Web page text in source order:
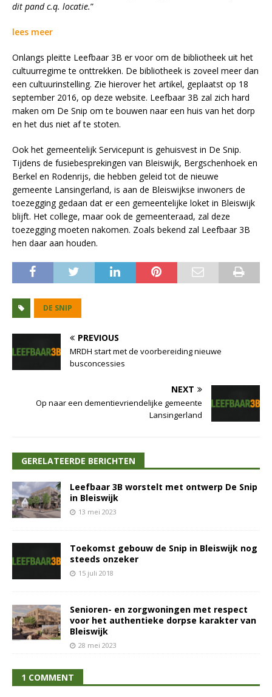
dit pand c.q. locatie.”
lees meer
Onlangs pleitte Leefbaar 3B er voor om de bibliotheek uit het
cultuurregime te onttrekken. De bibliotheek is zoveel meer dan
een cultuurinstelling. Zie hierover het artikel, geplaatst op 18
september 2016, op deze website. Leefbaar 3B zal zich hard
maken om De Snip om te bouwen naar een huis van het dorp
en het dus niet af te stoten.
Ook het gemeentelijk Servicepunt is gehuisvest in De Snip.
Tijdens de fusiebesprekingen van Bleiswijk, Bergschenhoek en
Berkel en Rodenrijs, die hebben geleid tot de nieuwe
gemeente Lansingerland, is aan de Bleiswijkse inwoners de
toezegging gedaan dat er een gemeentelijke loket in Bleiswijk
blijft. Het college, maar ook de gemeenteraad, zal deze
toezegging moeten nakomen. Zoals bekend zal Leefbaar 3B
hen daar aan houden.
DE SNIP
PREVIOUS
MRDH start met de voorbereiding nieuwe
busconcessies
NEXT
Op naar een dementievriendelijke gemeente
Lansingerland
GERELATEERDE BERICHTEN
Leefbaar 3B worstelt met ontwerp De Snip
in Bleiswijk
13 mei 2023
Toekomst gebouw de Snip in Bleiswijk nog
steeds onzeker
15 juli 2018
Senioren- en zorgwoningen met respect
voor het authentieke dorpse karakter van
Bleiswijk
28 mei 2023
1 COMMENT